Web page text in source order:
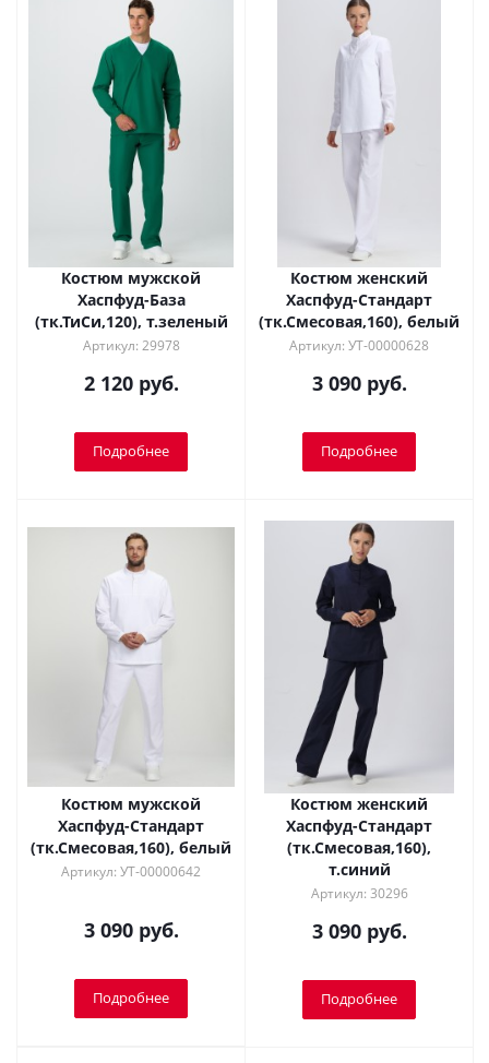
Костюм мужской
Хаспфуд-База
(тк.ТиСи,120), т.зеленый
Артикул: 29978
2 120 руб.
Подробнее
Костюм женский
Хаспфуд-Стандарт
(тк.Смесовая,160), белый
Артикул: УТ-00000628
3 090 руб.
Подробнее
Костюм мужской
Хаспфуд-Стандарт
(тк.Смесовая,160), белый
Артикул: УТ-00000642
3 090 руб.
Подробнее
Костюм женский
Хаспфуд-Стандарт
(тк.Смесовая,160),
т.синий
Артикул: 30296
3 090 руб.
Подробнее